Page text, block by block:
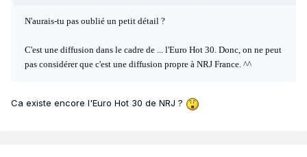
N'aurais-tu pas oublié un petit détail ?
C'est une diffusion dans le cadre de ... l'Euro Hot 30. Donc, on ne peut
pas considérer que c'est une diffusion propre à NRJ France. ^^
Ca existe encore l'Euro Hot 30 de NRJ ?